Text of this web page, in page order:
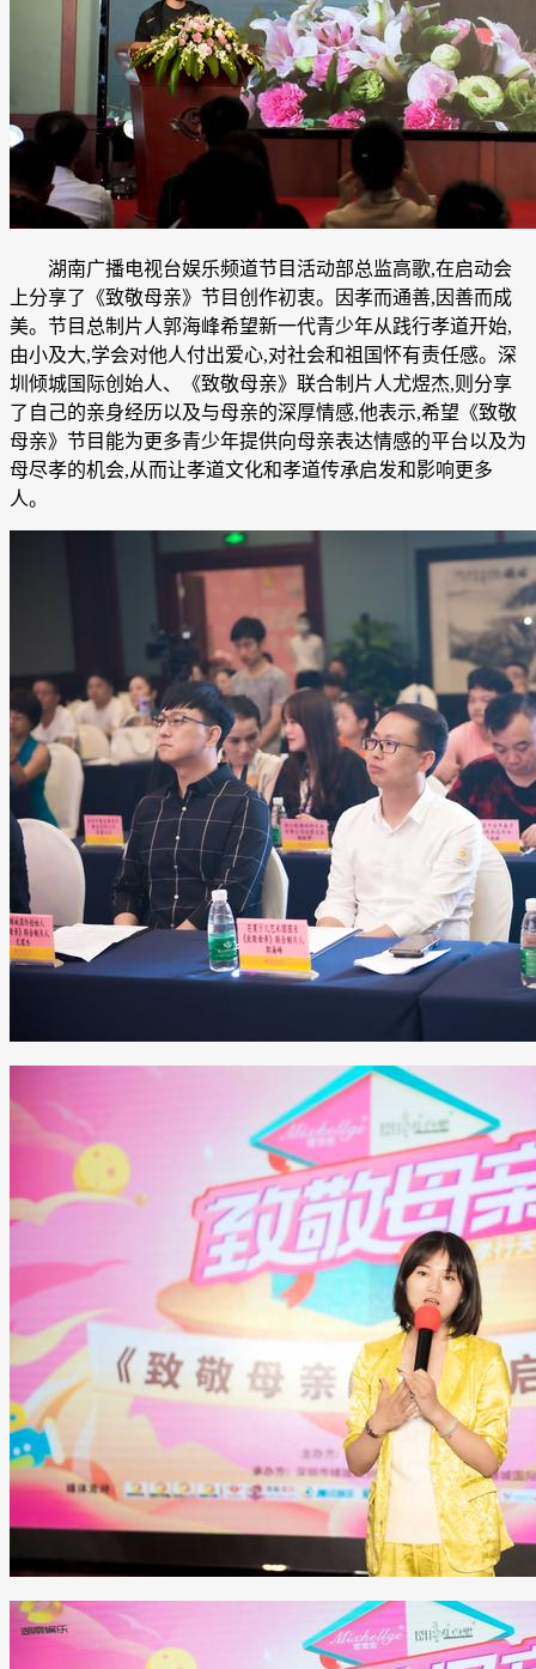
湖南广播电视台娱乐频道节目活动部总监高歌,在启动会
上分享了《致敬母亲》节目创作初衷。因孝而通善,因善而成
美。节目总制片人郭海峰希望新一代青少年从践行孝道开始,
由小及大,学会对他人付出爱心,对社会和祖国怀有责任感。深
圳倾城国际创始人、《致敬母亲》联合制片人尤煜杰,则分享
了自己的亲身经历以及与母亲的深厚情感,他表示,希望《致敬
母亲》节目能为更多青少年提供向母亲表达情感的平台以及为
母尽孝的机会,从而让孝道文化和孝道传承启发和影响更多
人。